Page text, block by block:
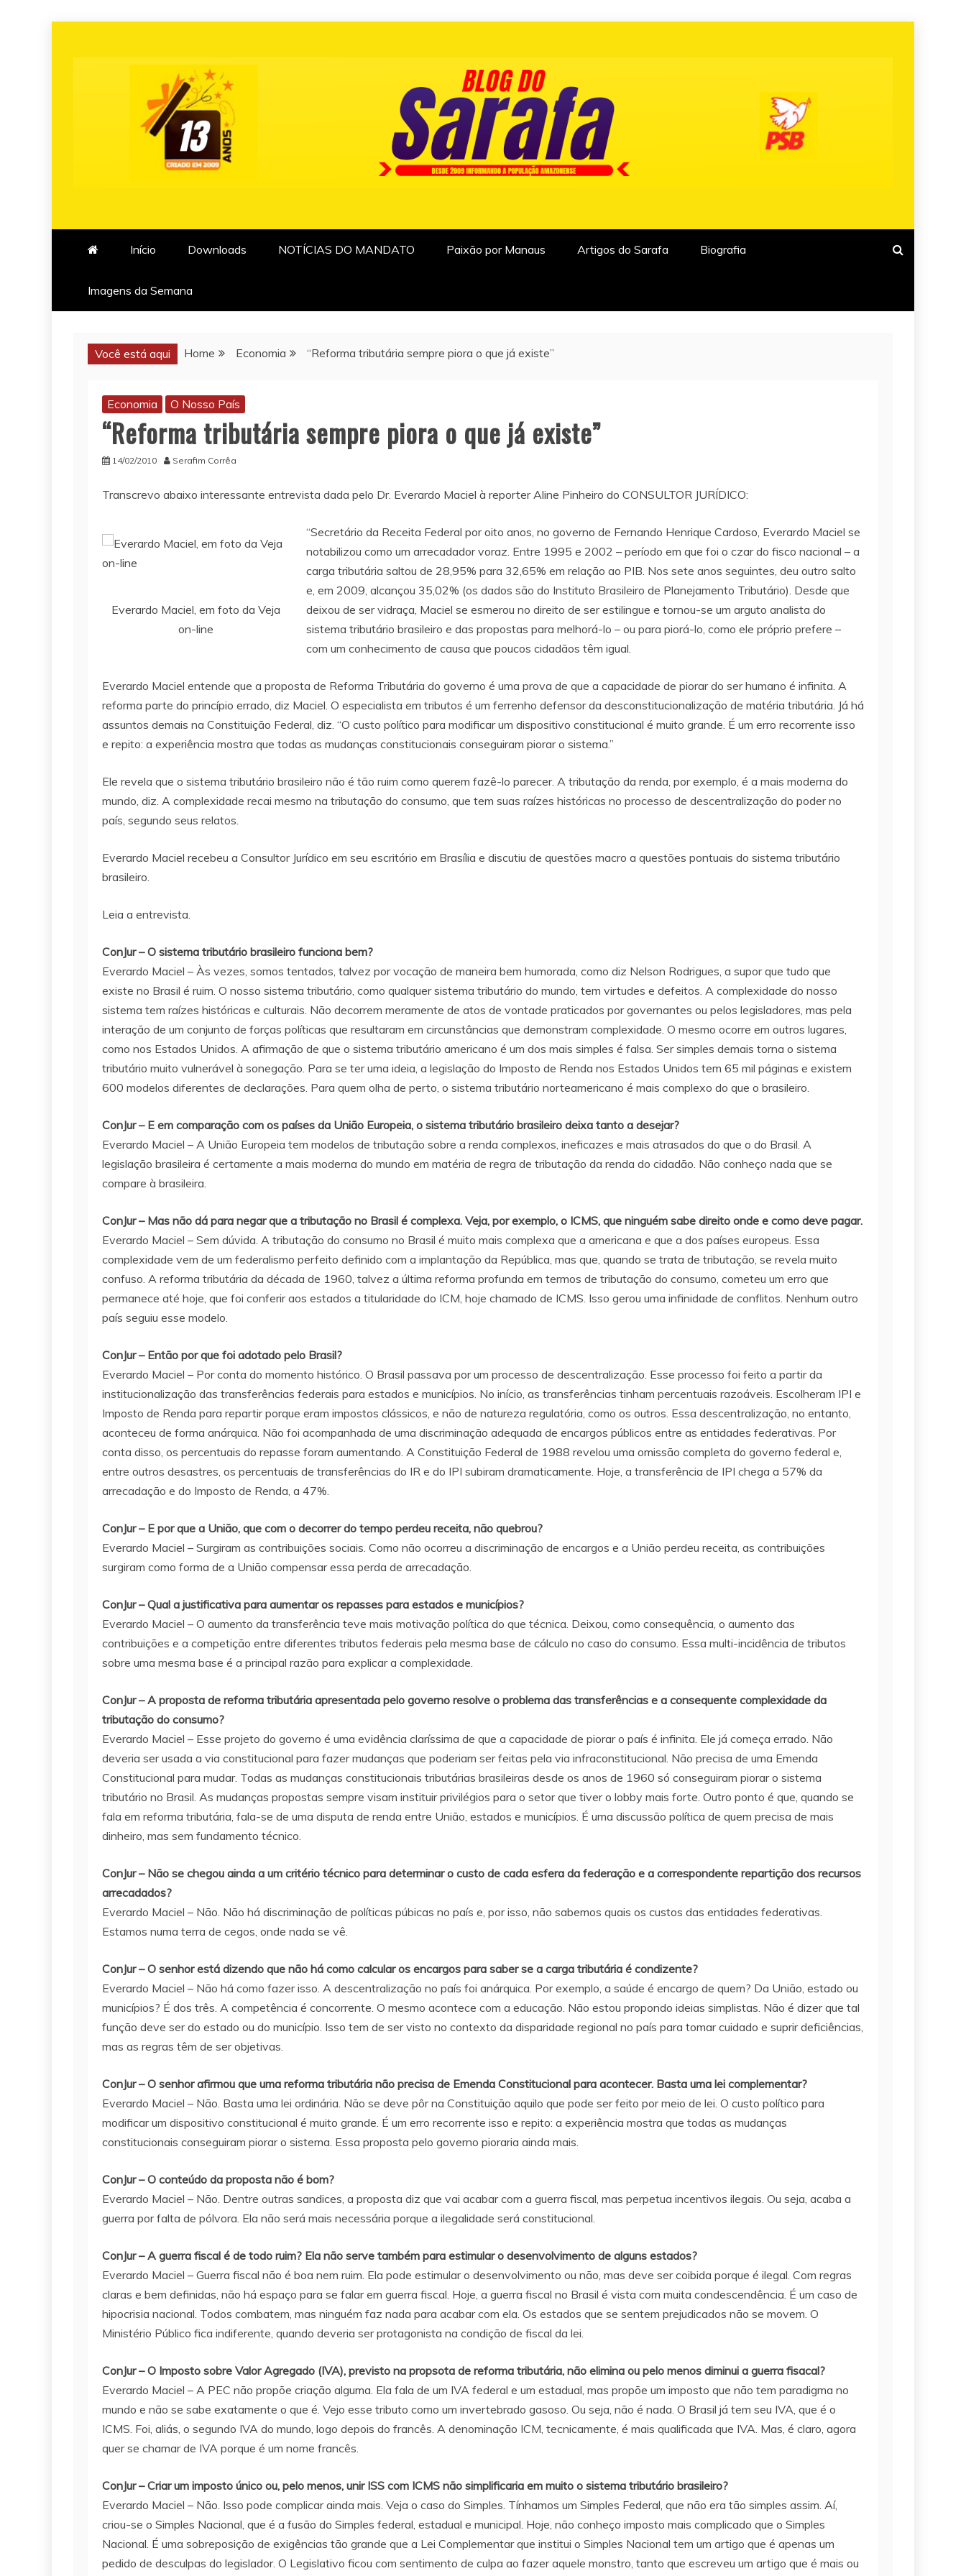
Início Downloads NOTÍCIAS DO MANDATO Paixão por Manaus Artigos do Sarafa Biografia
Imagens da Semana
Você está aqui Home Economia “Reforma tributária sempre piora o que já existe”
Economia O Nosso País
“Reforma tributária sempre piora o que já existe”
14/02/2010 Serafim Corrêa
Transcrevo abaixo interessante entrevista dada pelo Dr. Everardo Maciel à reporter Aline Pinheiro do CONSULTOR JURÍDICO:
Everardo Maciel, em foto da Veja
on-line
“Secretário da Receita Federal por oito anos, no governo de Fernando Henrique Cardoso, Everardo Maciel se
notabilizou como um arrecadador voraz. Entre 1995 e 2002 – período em que foi o czar do fisco nacional – a
carga tributária saltou de 28,95% para 32,65% em relação ao PIB. Nos sete anos seguintes, deu outro salto
e, em 2009, alcançou 35,02% (os dados são do Instituto Brasileiro de Planejamento Tributário). Desde que
deixou de ser vidraça, Maciel se esmerou no direito de ser estilingue e tornou-se um arguto analista do
sistema tributário brasileiro e das propostas para melhorá-lo – ou para piorá-lo, como ele próprio prefere –
com um conhecimento de causa que poucos cidadãos têm igual.
Everardo Maciel entende que a proposta de Reforma Tributária do governo é uma prova de que a capacidade de piorar do ser humano é infinita. A
reforma parte do princípio errado, diz Maciel. O especialista em tributos é um ferrenho defensor da desconstitucionalização de matéria tributária. Já há
assuntos demais na Constituição Federal, diz. “O custo político para modificar um dispositivo constitucional é muito grande. É um erro recorrente isso
e repito: a experiência mostra que todas as mudanças constitucionais conseguiram piorar o sistema.”
Ele revela que o sistema tributário brasileiro não é tão ruim como querem fazê-lo parecer. A tributação da renda, por exemplo, é a mais moderna do
mundo, diz. A complexidade recai mesmo na tributação do consumo, que tem suas raízes históricas no processo de descentralização do poder no
país, segundo seus relatos.
Everardo Maciel recebeu a Consultor Jurídico em seu escritório em Brasília e discutiu de questões macro a questões pontuais do sistema tributário
brasileiro.
Leia a entrevista.
ConJur – O sistema tributário brasileiro funciona bem?
Everardo Maciel – Às vezes, somos tentados, talvez por vocação de maneira bem humorada, como diz Nelson Rodrigues, a supor que tudo que
existe no Brasil é ruim. O nosso sistema tributário, como qualquer sistema tributário do mundo, tem virtudes e defeitos. A complexidade do nosso
sistema tem raízes históricas e culturais. Não decorrem meramente de atos de vontade praticados por governantes ou pelos legisladores, mas pela
interação de um conjunto de forças políticas que resultaram em circunstâncias que demonstram complexidade. O mesmo ocorre em outros lugares,
como nos Estados Unidos. A afirmação de que o sistema tributário americano é um dos mais simples é falsa. Ser simples demais torna o sistema
tributário muito vulnerável à sonegação. Para se ter uma ideia, a legislação do Imposto de Renda nos Estados Unidos tem 65 mil páginas e existem
600 modelos diferentes de declarações. Para quem olha de perto, o sistema tributário norteamericano é mais complexo do que o brasileiro.
ConJur – E em comparação com os países da União Europeia, o sistema tributário brasileiro deixa tanto a desejar?
Everardo Maciel – A União Europeia tem modelos de tributação sobre a renda complexos, ineficazes e mais atrasados do que o do Brasil. A
legislação brasileira é certamente a mais moderna do mundo em matéria de regra de tributação da renda do cidadão. Não conheço nada que se
compare à brasileira.
ConJur – Mas não dá para negar que a tributação no Brasil é complexa. Veja, por exemplo, o ICMS, que ninguém sabe direito onde e como deve pagar.
Everardo Maciel – Sem dúvida. A tributação do consumo no Brasil é muito mais complexa que a americana e que a dos países europeus. Essa
complexidade vem de um federalismo perfeito definido com a implantação da República, mas que, quando se trata de tributação, se revela muito
confuso. A reforma tributária da década de 1960, talvez a última reforma profunda em termos de tributação do consumo, cometeu um erro que
permanece até hoje, que foi conferir aos estados a titularidade do ICM, hoje chamado de ICMS. Isso gerou uma infinidade de conflitos. Nenhum outro
país seguiu esse modelo.
ConJur – Então por que foi adotado pelo Brasil?
Everardo Maciel – Por conta do momento histórico. O Brasil passava por um processo de descentralização. Esse processo foi feito a partir da
institucionalização das transferências federais para estados e municípios. No início, as transferências tinham percentuais razoáveis. Escolheram IPI e
Imposto de Renda para repartir porque eram impostos clássicos, e não de natureza regulatória, como os outros. Essa descentralização, no entanto,
aconteceu de forma anárquica. Não foi acompanhada de uma discriminação adequada de encargos públicos entre as entidades federativas. Por
conta disso, os percentuais do repasse foram aumentando. A Constituição Federal de 1988 revelou uma omissão completa do governo federal e,
entre outros desastres, os percentuais de transferências do IR e do IPI subiram dramaticamente. Hoje, a transferência de IPI chega a 57% da
arrecadação e do Imposto de Renda, a 47%.
ConJur – E por que a União, que com o decorrer do tempo perdeu receita, não quebrou?
Everardo Maciel – Surgiram as contribuições sociais. Como não ocorreu a discriminação de encargos e a União perdeu receita, as contribuições
surgiram como forma de a União compensar essa perda de arrecadação.
ConJur – Qual a justificativa para aumentar os repasses para estados e municípios?
Everardo Maciel – O aumento da transferência teve mais motivação política do que técnica. Deixou, como consequência, o aumento das
contribuições e a competição entre diferentes tributos federais pela mesma base de cálculo no caso do consumo. Essa multi-incidência de tributos
sobre uma mesma base é a principal razão para explicar a complexidade.
ConJur – A proposta de reforma tributária apresentada pelo governo resolve o problema das transferências e a consequente complexidade da
tributação do consumo?
Everardo Maciel – Esse projeto do governo é uma evidência claríssima de que a capacidade de piorar o país é infinita. Ele já começa errado. Não
deveria ser usada a via constitucional para fazer mudanças que poderiam ser feitas pela via infraconstitucional. Não precisa de uma Emenda
Constitucional para mudar. Todas as mudanças constitucionais tributárias brasileiras desde os anos de 1960 só conseguiram piorar o sistema
tributário no Brasil. As mudanças propostas sempre visam instituir privilégios para o setor que tiver o lobby mais forte. Outro ponto é que, quando se
fala em reforma tributária, fala-se de uma disputa de renda entre União, estados e municípios. É uma discussão política de quem precisa de mais
dinheiro, mas sem fundamento técnico.
ConJur – Não se chegou ainda a um critério técnico para determinar o custo de cada esfera da federação e a correspondente repartição dos recursos
arrecadados?
Everardo Maciel – Não. Não há discriminação de políticas púbicas no país e, por isso, não sabemos quais os custos das entidades federativas.
Estamos numa terra de cegos, onde nada se vê.
ConJur – O senhor está dizendo que não há como calcular os encargos para saber se a carga tributária é condizente?
Everardo Maciel – Não há como fazer isso. A descentralização no país foi anárquica. Por exemplo, a saúde é encargo de quem? Da União, estado ou
municípios? É dos três. A competência é concorrente. O mesmo acontece com a educação. Não estou propondo ideias simplistas. Não é dizer que tal
função deve ser do estado ou do município. Isso tem de ser visto no contexto da disparidade regional no país para tomar cuidado e suprir deficiências,
mas as regras têm de ser objetivas.
ConJur – O senhor afirmou que uma reforma tributária não precisa de Emenda Constitucional para acontecer. Basta uma lei complementar?
Everardo Maciel – Não. Basta uma lei ordinária. Não se deve pôr na Constituição aquilo que pode ser feito por meio de lei. O custo político para
modificar um dispositivo constitucional é muito grande. É um erro recorrente isso e repito: a experiência mostra que todas as mudanças
constitucionais conseguiram piorar o sistema. Essa proposta pelo governo pioraria ainda mais.
ConJur – O conteúdo da proposta não é bom?
Everardo Maciel – Não. Dentre outras sandices, a proposta diz que vai acabar com a guerra fiscal, mas perpetua incentivos ilegais. Ou seja, acaba a
guerra por falta de pólvora. Ela não será mais necessária porque a ilegalidade será constitucional.
ConJur – A guerra fiscal é de todo ruim? Ela não serve também para estimular o desenvolvimento de alguns estados?
Everardo Maciel – Guerra fiscal não é boa nem ruim. Ela pode estimular o desenvolvimento ou não, mas deve ser coibida porque é ilegal. Com regras
claras e bem definidas, não há espaço para se falar em guerra fiscal. Hoje, a guerra fiscal no Brasil é vista com muita condescendência. É um caso de
hipocrisia nacional. Todos combatem, mas ninguém faz nada para acabar com ela. Os estados que se sentem prejudicados não se movem. O
Ministério Público fica indiferente, quando deveria ser protagonista na condição de fiscal da lei.
ConJur – O Imposto sobre Valor Agregado (IVA), previsto na propsota de reforma tributária, não elimina ou pelo menos diminui a guerra fisacal?
Everardo Maciel – A PEC não propõe criação alguma. Ela fala de um IVA federal e um estadual, mas propõe um imposto que não tem paradigma no
mundo e não se sabe exatamente o que é. Vejo esse tributo como um invertebrado gasoso. Ou seja, não é nada. O Brasil já tem seu IVA, que é o
ICMS. Foi, aliás, o segundo IVA do mundo, logo depois do francês. A denominação ICM, tecnicamente, é mais qualificada que IVA. Mas, é claro, agora
quer se chamar de IVA porque é um nome francês.
ConJur – Criar um imposto único ou, pelo menos, unir ISS com ICMS não simplificaria em muito o sistema tributário brasileiro?
Everardo Maciel – Não. Isso pode complicar ainda mais. Veja o caso do Simples. Tínhamos um Simples Federal, que não era tão simples assim. Aí,
criou-se o Simples Nacional, que é a fusão do Simples federal, estadual e municipal. Hoje, não conheço imposto mais complicado que o Simples
Nacional. É uma sobreposição de exigências tão grande que a Lei Complementar que institui o Simples Nacional tem um artigo que é apenas um
pedido de desculpas do legislador. O Legislativo ficou com sentimento de culpa ao fazer aquele monstro, tanto que escreveu um artigo que é mais ou